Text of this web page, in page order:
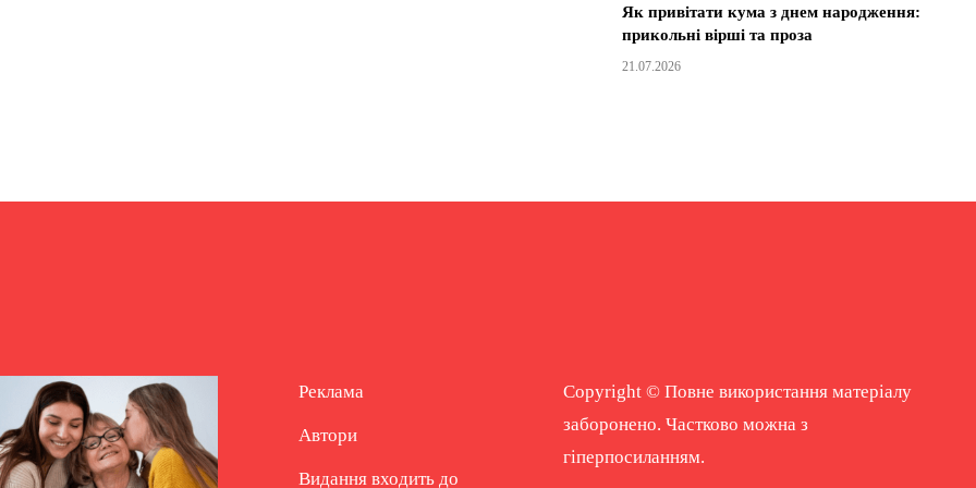
Як привітати кума з днем народження:
прикольні вірші та проза
21.07.2026
Реклама
Автори
Видання входить до
Copyright © Повне використання матеріалу
заборонено. Частково можна з
гіперпосиланням.